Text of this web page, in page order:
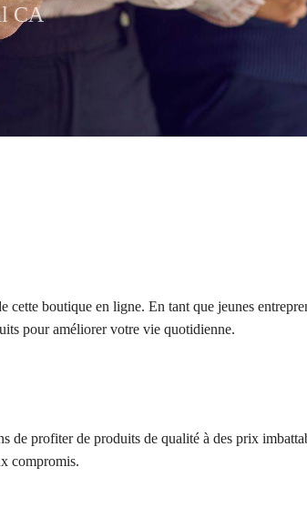
CA
cette boutique en ligne. En tant que jeunes
pour améliorer votre vie quotidienne.
de profiter de produits de qualité à des prix
compromis.